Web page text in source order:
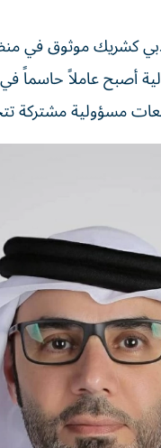
كشريك موثوق في
أصبح عاملاً
مسؤولية مشتركة